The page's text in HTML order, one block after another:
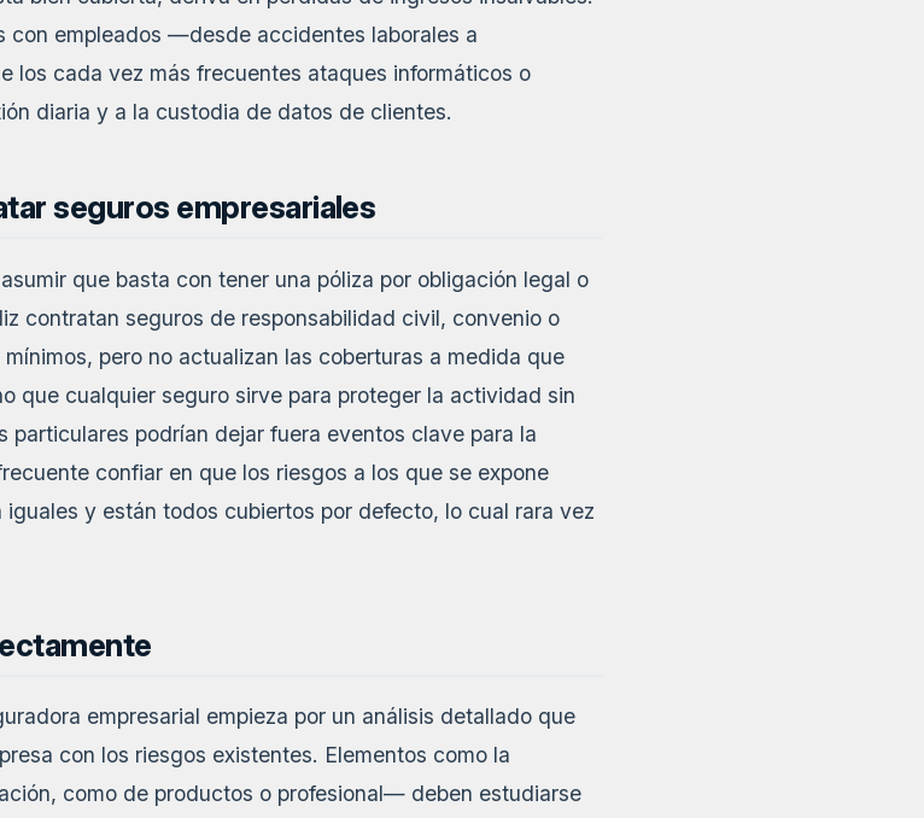
con empleados —desde accidentes laborales a
los cada vez más frecuentes ataques informáticos o
diaria y a la custodia de datos de clientes.
seguros empresariales
que basta con tener una póliza por obligación legal o
contratan seguros de responsabilidad civil, convenio o
pero no actualizan las coberturas a medida que
que cualquier seguro sirve para proteger la actividad sin
particulares podrían dejar fuera eventos clave para la
confiar en que los riesgos a los que se expone
y están todos cubiertos por defecto, lo cual rara vez
empresarial empieza por un análisis detallado que
con los riesgos existentes. Elementos como la
como de productos o profesional— deben estudiarse